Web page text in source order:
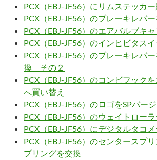
PCX（EBJ-JF56）にリムステッカ
PCX（EBJ-JF56）のブレーキレバ
PCX（EBJ-JF56）のエアバルブキ
PCX（EBJ-JF56）のインヒビタス
PCX（EBJ-JF56）のブレーキレバ
換 その２
PCX（EBJ-JF56）のコンビフック
へ買い替え
PCX（EBJ-JF56）のロゴをSPバー
PCX（EBJ-JF56）のウェイトロー
PCX（EBJ-JF56）にデジタルタコ
PCX（EBJ-JF56）のセンタースプ
プリングを交換